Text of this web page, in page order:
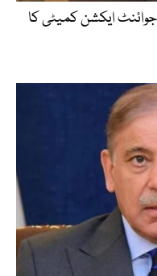
ایکشن کمیٹی کا